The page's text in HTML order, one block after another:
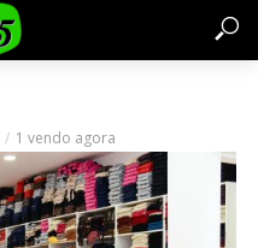
1 vendo agora